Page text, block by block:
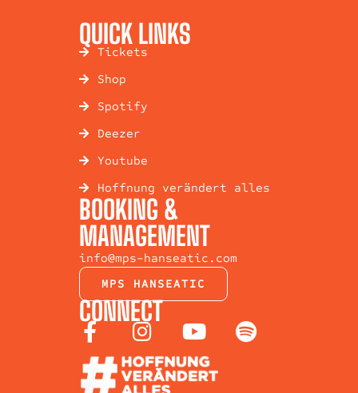
QUICK LINKS
Tickets
Shop
Spotify
Deezer
Youtube
Hoffnung verändert alles
BOOKING &
MANAGEMENT
info@mps-hanseatic.com
MPS HANSEATIC
CONNECT